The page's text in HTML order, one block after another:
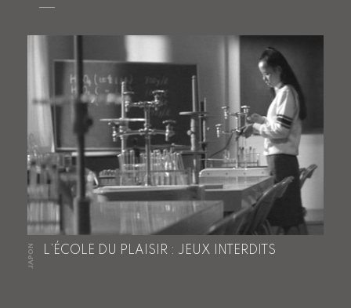
JAPON L’ÉCOLE DU PLAISIR : JEUX INTERDITS